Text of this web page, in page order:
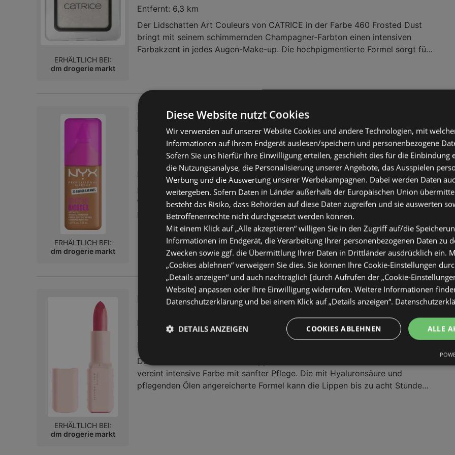
Entfernt: 6,3 km
Der Lidschatten Art Couleurs von CATRICE in der Farbe 460 Frosted Dust
bringt mit seinem schimmernden Champagner-Farbton einen intensiven
Farbakzent in jedes Augen-Make-up. Die hochpigmentierte Formel sorgt für
kreative Looks, die lange halten.Kategorie:Lidschatten & Paletten
ERHÄLTLICH BEI:
dm drogerie markt
NYX PROFESSIONAL MAKEUP Foundation Make 'EM Wonde
r 23 Golden Caramel
Preis nur 14,95 €
Entfernt:
6,3 km
Für einen ebenmäßig aussehenden Teint sorgt die Foundation Make 'EM
Wonder in der Farbe 23 Golden Caramel von NYX PROFESSIONAL MAKEUP.
Die schwerelose Formel mit aufbaubarer Deckkraft verschmilzt nahtlos mit
der Haut und hinterlässt ein sanft-mattes Finish, das bis zu 24 Stunden hält.
Angereichert mit Hyaluronsäure für Feuchtigkeit und Vitamin C, verleiht sie
ein strahlendes Aussehen und kontrolliert unerwünschten Glanz. Die
wasserfeste und schweißresistente Textur fühlt sich dabei kaum spürbar an
und sorgt für ein makelloses Ergebnis.Kategorie:Foundation
ERHÄLTLICH BEI:
dm drogerie markt
MAYBELLINE NEW YORK Lippenstift Serum 108 Fit Check
Preis nur
Entfernt:
Der MAYBELLINE NEW YORK Lippenstift Serum in der Farbe 108 Fit Check
vereint intensive Farbe mit sanfter Pflege. Die mit Hyaluronsäure und
pflegenden Ölen angereicherte Formel kann die Lippen bis zu acht Stunden
ERHÄLTLICH BEI:
dm drogerie markt
Diese Website nutzt Cookies
Wir verwenden auf unserer Website Cookies und andere Technologien, mit
Informationen auf Ihrem Endgerät auslesen/speichern und personenbezogene
Sofern Sie uns hierfür Ihre Einwilligung erteilen, geschieht dies für die Einbindung
die Nutzungsanalyse, die Personalisierung unserer Angebote, das Ausspielen
Werbung und die Auswertung unserer Werbekampagnen. Dabei werden Daten
weitergeben. Sofern Daten in Länder außerhalb der Europäischen Union
besteht das Risiko, dass Behörden auf diese Daten zugreifen und sie auswerten
Betroffenenrechte nicht durchgesetzt werden können.
Mit einem Klick auf „Alle akzeptieren“ willigen Sie in den Zugriff auf/die
Informationen im Endgerät, die Verarbeitung Ihrer personenbezogenen Daten zu
Zwecken sowie ggf. die Übermittlung Ihrer Daten in Drittländer ausdrücklich ein.
„Cookies ablehnen“ verweigern Sie dies. Sie können Ihre Cookie-Einstellungen
„Details anzeigen“ und auch nachträglich [durch Aufrufen der „Cookie-
Website] anpassen oder Ihre Einwilligung widerrufen. Weitere Informationen
Datenschutzerklärung und bei einem Klick auf „Details anzeigen“.
ALLE
COOKIES ABLEHNEN
DETAILS ANZEIGEN